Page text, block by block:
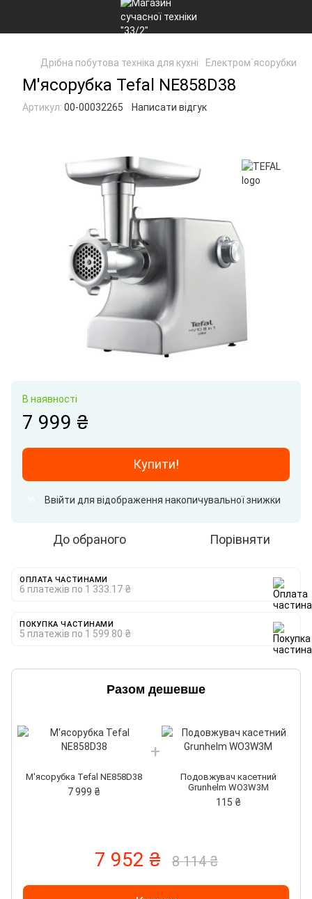
Дрібна побутова техніка для кухні Електром`ясорубки
М'ясорубка Tefal NE858D38
Артикул: 00-00032265 Написати відгук
В наявності
7 999 ₴
Купити!
Ввійти для відображення накопичувальної знижки
До обраного Порівняти
ОПЛАТА ЧАСТИНАМИ
6 платежів по 1 333.17 ₴
ПОКУПКА ЧАСТИНАМИ
5 платежів по 1 599.80 ₴
Разом дешевше
М'ясорубка Tefal NE858D38
7 999 ₴
Подовжувач касетний
Grunhelm WO3W3M
115 ₴
7 952 ₴ 8 114 ₴